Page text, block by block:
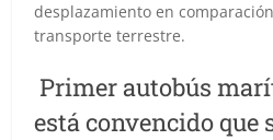
desplazamiento en
transporte terrestre.
Primer autobús
está convencido que